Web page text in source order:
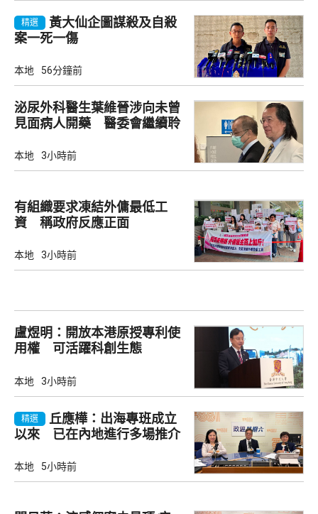
精選
黃大仙企圖謀殺及自殺
案一死一傷
本地 56分鐘前
泌尿外科醫生葉維晉涉向未曾
見面病人開藥 醫委會繼續聆
本地 3小時前
有組織要求凍結外傭最低工
資 稱政府反應正面
本地 3小時前
盧煜明：開放本港原授專利使
用權 可活躍科創生態
本地 3小時前
精選
丘應樺：出海專班成立
以來 已在內地進行多場推介
本地 5小時前